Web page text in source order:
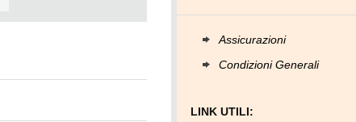
Assicurazioni
Condizioni Generali
LINK UTILI: